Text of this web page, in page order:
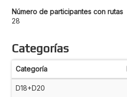
Número de participantes con rutas
28
Categorías
Categoría
D18+D20